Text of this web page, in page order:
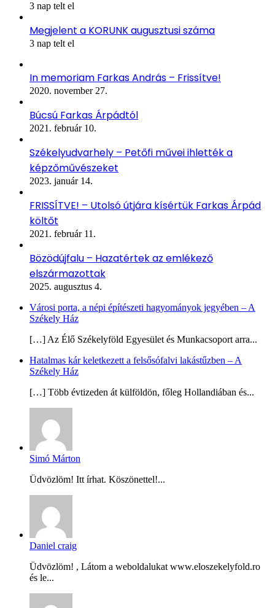
3 nap telt el
Megjelent a KORUNK augusztusi száma
3 nap telt el
In memoriam Farkas András – Frissítve!
2020. november 27.
Búcsú Farkas Árpádtól
2021. február 10.
Székelyudvarhely – Petőfi művei ihlették a
képzőművészeket
2023. január 14.
FRISSÍTVE! – Utolsó útjára kísértük Farkas Árpád
költőt
2021. február 11.
Bözödújfalu – Hazatértek az emlékező
elszármazottak
2025. augusztus 4.
Városi porta, a népi építészeti hagyományok jegyében – A
Székely Ház
[…] Az Élő Székelyföld Egyesület és Munkacsoport arra...
Hatalmas kár keletkezett a felsősófalvi lakástűzben – A
Székely Ház
[…] Több évtizeden át külföldön, főleg Hollandiában és...
Simó Márton
Üdvözlöm! Itt írhat. Köszönettel!...
Daniel craig
Üdvözlöm! , Látom a weboldalukat www.eloszekelyfold.ro
és le...